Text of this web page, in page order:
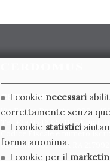
CERDOMUS S.R.L.
Via Emilia Ponente, 1000 -
Tel. +39.0546.652111 - Email:
Codice Fiscale e numero
02620780391 - REA RA
I cookie necessari
correttamente senza
I cookie statistici
forma anonima.
I cookie per il